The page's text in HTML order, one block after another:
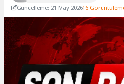
Güncelleme: 21 May 202616